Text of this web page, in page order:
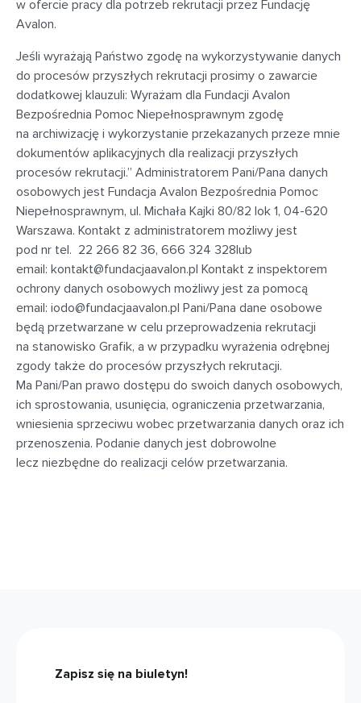
w ofercie pracy dla potrzeb rekrutacji przez Fundację
Avalon.
Jeśli wyrażają Państwo zgodę na wykorzystywanie danych
do procesów przyszłych rekrutacji prosimy o zawarcie
dodatkowej klauzuli: Wyrażam dla Fundacji Avalon
Bezpośrednia Pomoc Niepełnosprawnym zgodę
na archiwizację i wykorzystanie przekazanych przeze mnie
dokumentów aplikacyjnych dla realizacji przyszłych
procesów rekrutacji.” Administratorem Pani/Pana danych
osobowych jest Fundacja Avalon Bezpośrednia Pomoc
Niepełnosprawnym, ul. Michała Kajki 80/82 lok 1, 04-620
Warszawa. Kontakt z administratorem możliwy jest
pod nr tel. 22 266 82 36, 666 324 328lub
email: kontakt@fundacjaavalon.pl Kontakt z inspektorem
ochrony danych osobowych możliwy jest za pomocą
email: iodo@fundacjaavalon.pl Pani/Pana dane osobowe
będą przetwarzane w celu przeprowadzenia rekrutacji
na stanowisko Grafik, a w przypadku wyrażenia odrębnej
zgody także do procesów przyszłych rekrutacji.
Ma Pani/Pan prawo dostępu do swoich danych osobowych,
ich sprostowania, usunięcia, ograniczenia przetwarzania,
wniesienia sprzeciwu wobec przetwarzania danych oraz ich
przenoszenia. Podanie danych jest dobrowolne
lecz niezbędne do realizacji celów przetwarzania.
Zapisz się na biuletyn!